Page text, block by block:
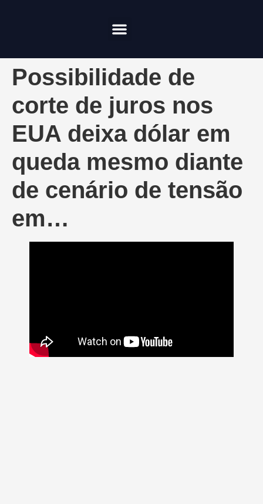
Possibilidade de
corte de juros nos
EUA deixa dólar em
queda mesmo diante
de cenário de tensão
em…